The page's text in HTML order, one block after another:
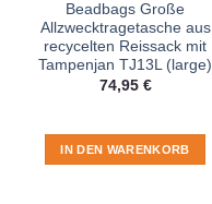
Beadbags Große
Allzwecktragetasche aus
recycelten Reissack mit
Tampenjan TJ13L (large)
74,95 €
IN DEN WARENKORB